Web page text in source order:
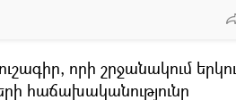
որի շրջանակում երկու
հաճախականությունը